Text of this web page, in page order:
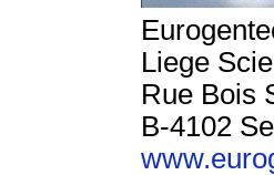
Liege
Rue Bois
B-4102